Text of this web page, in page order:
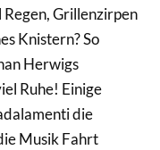
Grillenzirpen
Knistern? So
Herwigs
Ruhe! Einige
die
Musik Fahrt